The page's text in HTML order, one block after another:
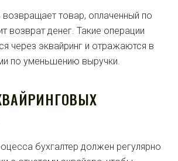
возвращает товар, оплаченный по
возврат денег. Такие операции
через эквайринг и отражаются в
по уменьшению выручки.
бухгалтер должен регулярно